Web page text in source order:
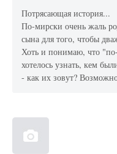
Потрясающая история...
По-мирски очень жаль
сына для того, чтобы
Хоть и понимаю, что
хотелось узнать, кем
- как их зовут?